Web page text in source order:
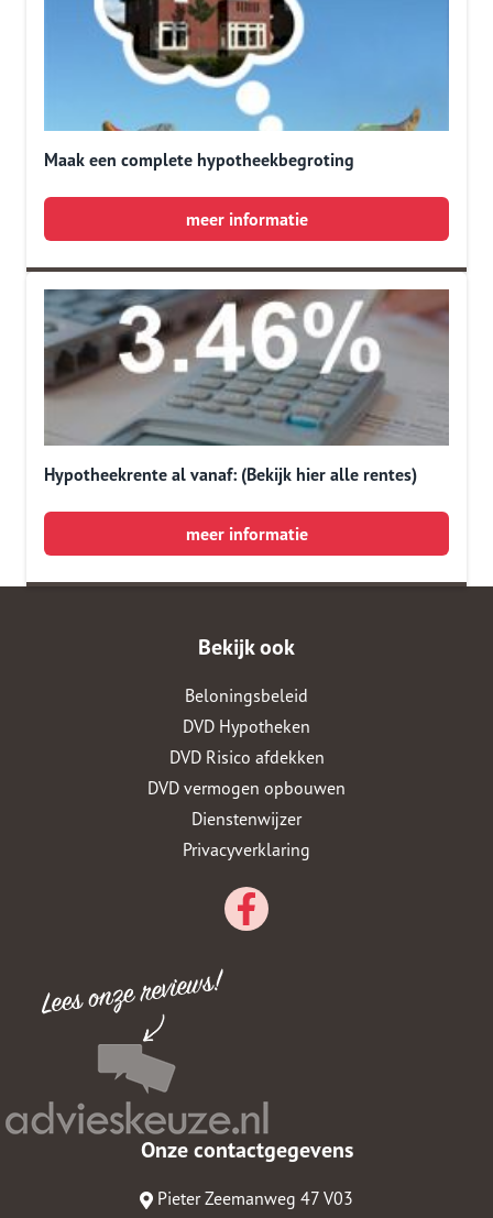
Maak een complete hypotheekbegroting
meer informatie
Hypotheekrente al vanaf: (Bekijk hier alle rentes)
meer informatie
Bekijk ook
Beloningsbeleid
DVD Hypotheken
DVD Risico afdekken
DVD vermogen opbouwen
Dienstenwijzer
Privacyverklaring
Onze contactgegevens
Pieter Zeemanweg 47 V03